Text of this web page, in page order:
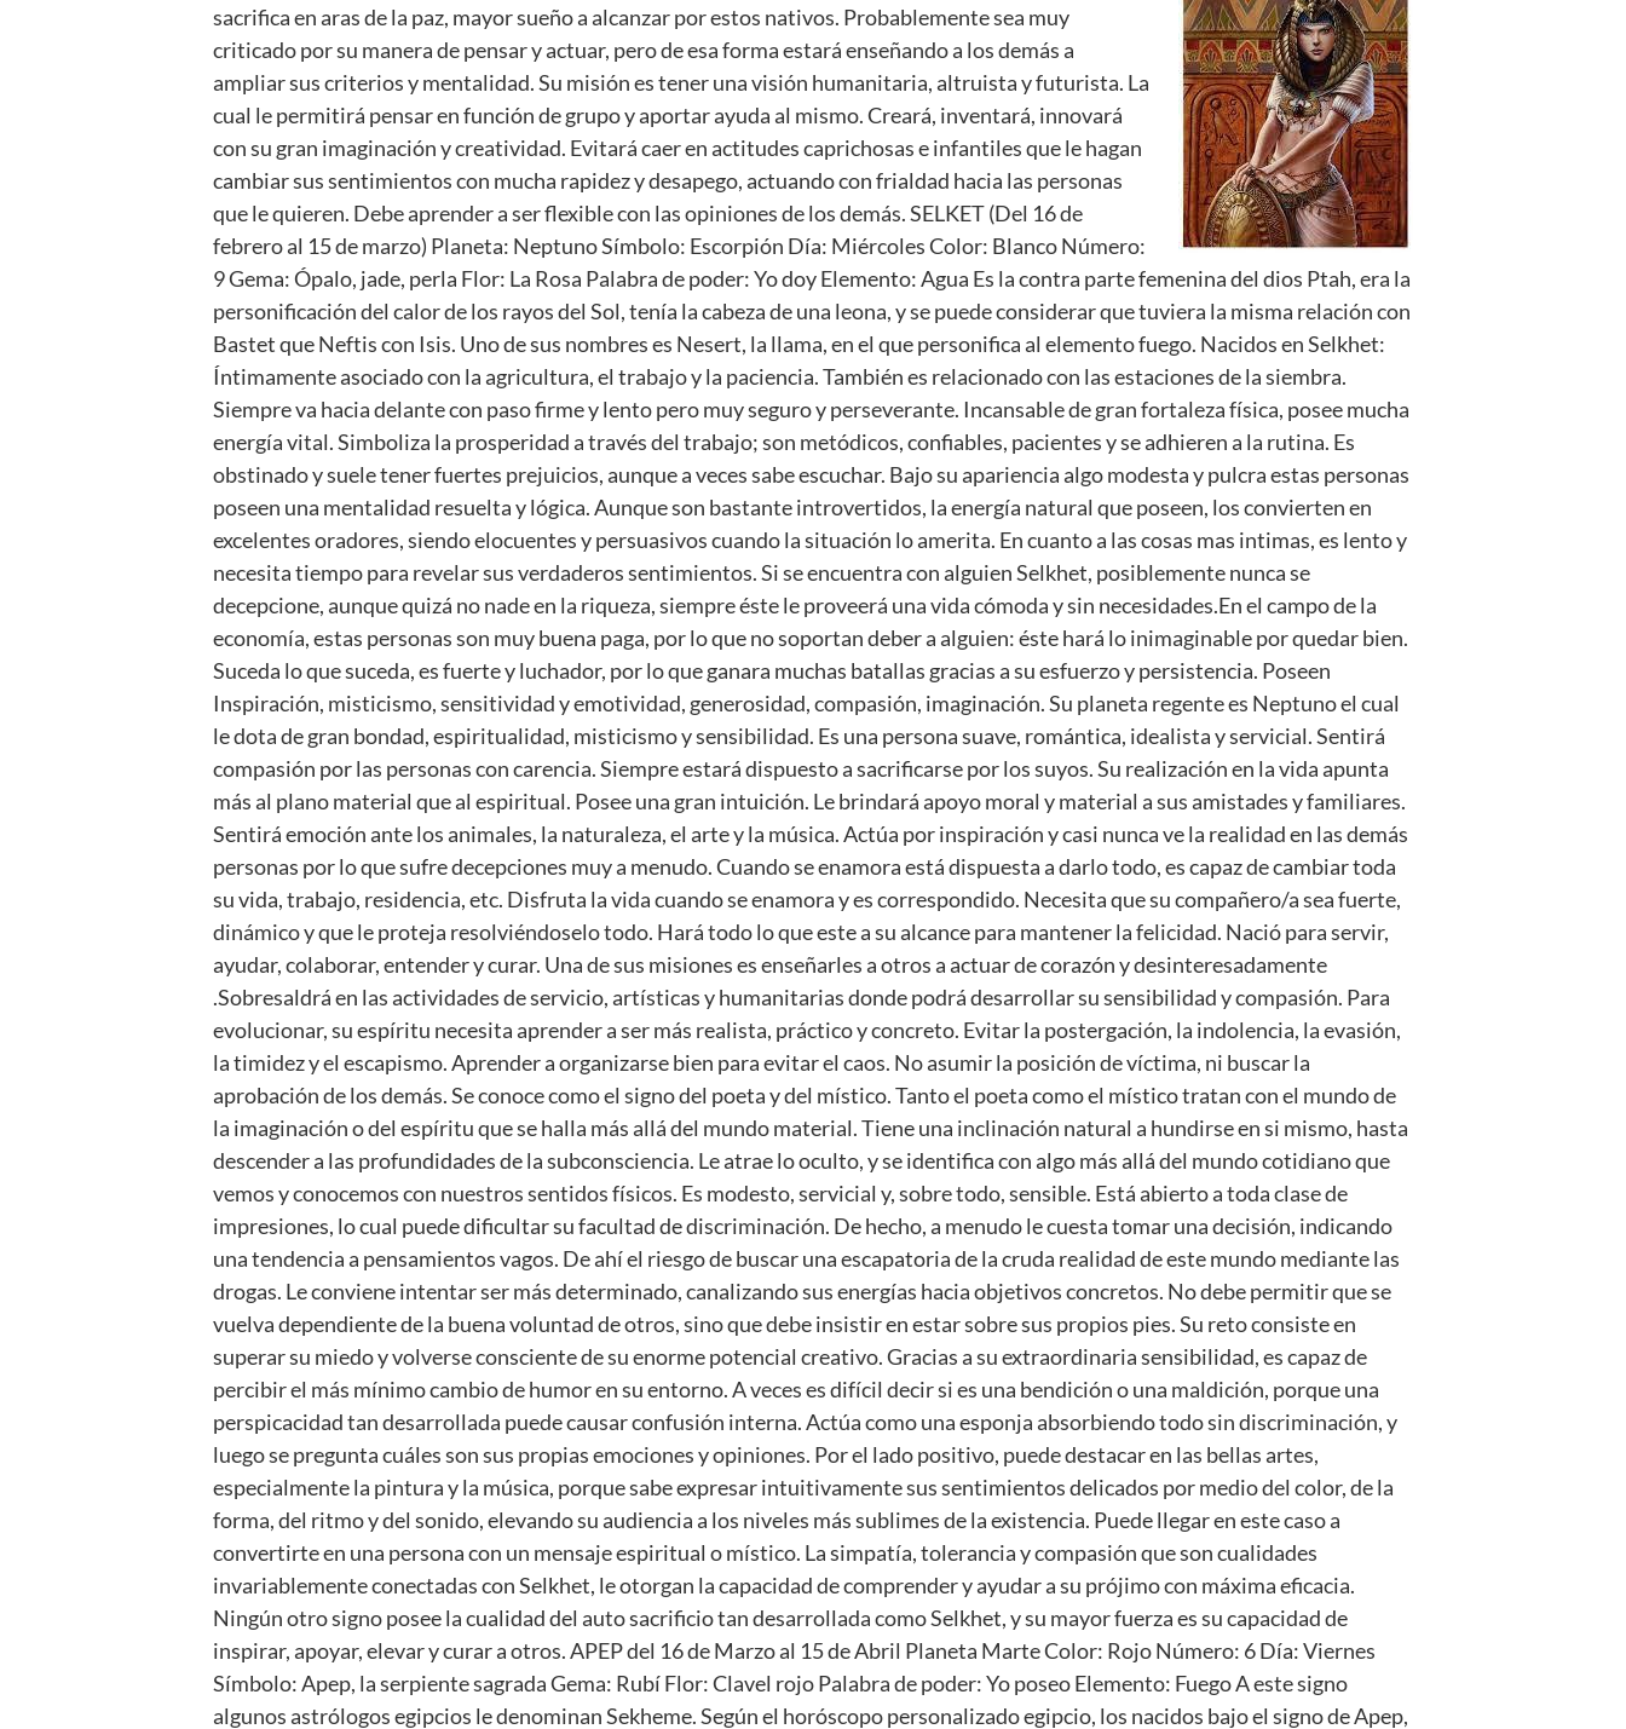
sacrifica en aras de la paz, mayor sueño a alcanzar por estos nativos. Probablemente sea muy
criticado por su manera de pensar y actuar, pero de esa forma estará enseñando a los demás a
ampliar sus criterios y mentalidad. Su misión es tener una visión humanitaria, altruista y futurista. La
cual le permitirá pensar en función de grupo y aportar ayuda al mismo. Creará, inventará, innovará
con su gran imaginación y creatividad. Evitará caer en actitudes caprichosas e infantiles que le hagan
cambiar sus sentimientos con mucha rapidez y desapego, actuando con frialdad hacia las personas
que le quieren. Debe aprender a ser flexible con las opiniones de los demás. SELKET (Del 16 de
febrero al 15 de marzo) Planeta: Neptuno Símbolo: Escorpión Día: Miércoles Color: Blanco Número:
9 Gema: Ópalo, jade, perla Flor: La Rosa Palabra de poder: Yo doy Elemento: Agua Es la contra parte femenina del dios Ptah, era la
personificación del calor de los rayos del Sol, tenía la cabeza de una leona, y se puede considerar que tuviera la misma relación con
Bastet que Neftis con Isis. Uno de sus nombres es Nesert, la llama, en el que personifica al elemento fuego. Nacidos en Selkhet:
Íntimamente asociado con la agricultura, el trabajo y la paciencia. También es relacionado con las estaciones de la siembra.
Siempre va hacia delante con paso firme y lento pero muy seguro y perseverante. Incansable de gran fortaleza física, posee mucha
energía vital. Simboliza la prosperidad a través del trabajo; son metódicos, confiables, pacientes y se adhieren a la rutina. Es
obstinado y suele tener fuertes prejuicios, aunque a veces sabe escuchar. Bajo su apariencia algo modesta y pulcra estas personas
poseen una mentalidad resuelta y lógica. Aunque son bastante introvertidos, la energía natural que poseen, los convierten en
excelentes oradores, siendo elocuentes y persuasivos cuando la situación lo amerita. En cuanto a las cosas mas intimas, es lento y
necesita tiempo para revelar sus verdaderos sentimientos. Si se encuentra con alguien Selkhet, posiblemente nunca se
decepcione, aunque quizá no nade en la riqueza, siempre éste le proveerá una vida cómoda y sin necesidades.En el campo de la
economía, estas personas son muy buena paga, por lo que no soportan deber a alguien: éste hará lo inimaginable por quedar bien.
Suceda lo que suceda, es fuerte y luchador, por lo que ganara muchas batallas gracias a su esfuerzo y persistencia. Poseen
Inspiración, misticismo, sensitividad y emotividad, generosidad, compasión, imaginación. Su planeta regente es Neptuno el cual
le dota de gran bondad, espiritualidad, misticismo y sensibilidad. Es una persona suave, romántica, idealista y servicial. Sentirá
compasión por las personas con carencia. Siempre estará dispuesto a sacrificarse por los suyos. Su realización en la vida apunta
más al plano material que al espiritual. Posee una gran intuición. Le brindará apoyo moral y material a sus amistades y familiares.
Sentirá emoción ante los animales, la naturaleza, el arte y la música. Actúa por inspiración y casi nunca ve la realidad en las demás
personas por lo que sufre decepciones muy a menudo. Cuando se enamora está dispuesta a darlo todo, es capaz de cambiar toda
su vida, trabajo, residencia, etc. Disfruta la vida cuando se enamora y es correspondido. Necesita que su compañero/a sea fuerte,
dinámico y que le proteja resolviéndoselo todo. Hará todo lo que este a su alcance para mantener la felicidad. Nació para servir,
ayudar, colaborar, entender y curar. Una de sus misiones es enseñarles a otros a actuar de corazón y desinteresadamente
.Sobresaldrá en las actividades de servicio, artísticas y humanitarias donde podrá desarrollar su sensibilidad y compasión. Para
evolucionar, su espíritu necesita aprender a ser más realista, práctico y concreto. Evitar la postergación, la indolencia, la evasión,
la timidez y el escapismo. Aprender a organizarse bien para evitar el caos. No asumir la posición de víctima, ni buscar la
aprobación de los demás. Se conoce como el signo del poeta y del místico. Tanto el poeta como el místico tratan con el mundo de
la imaginación o del espíritu que se halla más allá del mundo material. Tiene una inclinación natural a hundirse en si mismo, hasta
descender a las profundidades de la subconsciencia. Le atrae lo oculto, y se identifica con algo más allá del mundo cotidiano que
vemos y conocemos con nuestros sentidos físicos. Es modesto, servicial y, sobre todo, sensible. Está abierto a toda clase de
impresiones, lo cual puede dificultar su facultad de discriminación. De hecho, a menudo le cuesta tomar una decisión, indicando
una tendencia a pensamientos vagos. De ahí el riesgo de buscar una escapatoria de la cruda realidad de este mundo mediante las
drogas. Le conviene intentar ser más determinado, canalizando sus energías hacia objetivos concretos. No debe permitir que se
vuelva dependiente de la buena voluntad de otros, sino que debe insistir en estar sobre sus propios pies. Su reto consiste en
superar su miedo y volverse consciente de su enorme potencial creativo. Gracias a su extraordinaria sensibilidad, es capaz de
percibir el más mínimo cambio de humor en su entorno. A veces es difícil decir si es una bendición o una maldición, porque una
perspicacidad tan desarrollada puede causar confusión interna. Actúa como una esponja absorbiendo todo sin discriminación, y
luego se pregunta cuáles son sus propias emociones y opiniones. Por el lado positivo, puede destacar en las bellas artes,
especialmente la pintura y la música, porque sabe expresar intuitivamente sus sentimientos delicados por medio del color, de la
forma, del ritmo y del sonido, elevando su audiencia a los niveles más sublimes de la existencia. Puede llegar en este caso a
convertirte en una persona con un mensaje espiritual o místico. La simpatía, tolerancia y compasión que son cualidades
invariablemente conectadas con Selkhet, le otorgan la capacidad de comprender y ayudar a su prójimo con máxima eficacia.
Ningún otro signo posee la cualidad del auto sacrificio tan desarrollada como Selkhet, y su mayor fuerza es su capacidad de
inspirar, apoyar, elevar y curar a otros. APEP del 16 de Marzo al 15 de Abril Planeta Marte Color: Rojo Número: 6 Día: Viernes
Símbolo: Apep, la serpiente sagrada Gema: Rubí Flor: Clavel rojo Palabra de poder: Yo poseo Elemento: Fuego A este signo
algunos astrólogos egipcios le denominan Sekheme. Según el horóscopo personalizado egipcio, los nacidos bajo el signo de Apep,